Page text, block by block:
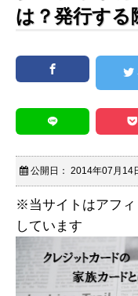
は？発行する
公開日： 2014年07月14
※当サイトはアフィ
しています